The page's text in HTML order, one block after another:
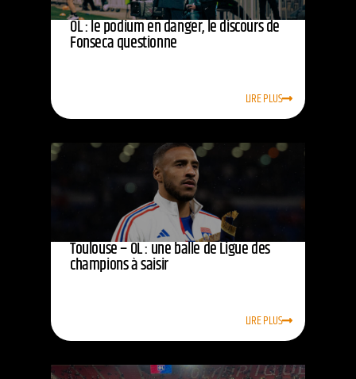
OL : le podium en danger, le discours de
Fonseca questionne
LIRE PLUS
Toulouse – OL : une balle de Ligue des
champions à saisir
LIRE PLUS